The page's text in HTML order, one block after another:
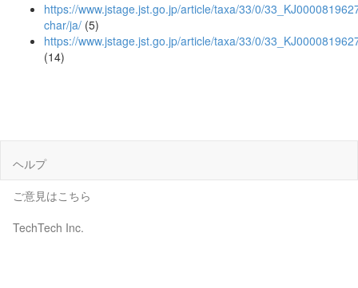
https://www.jstage.jst.go.jp/article/taxa/33/0/
char/ja/ (5)
https://www.jstage.jst.go.jp/article/taxa/33/0/
(14)
ヘルプ
ご意見はこちら
TechTech Inc.